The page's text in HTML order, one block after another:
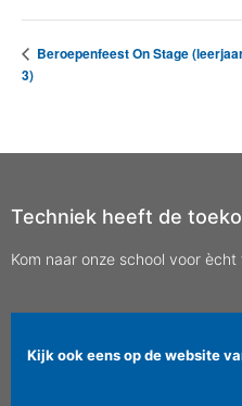
Beroepenfeest On Stage
3)
Techniek heeft de
Kom naar onze school voor
Kijk ook eens op de website